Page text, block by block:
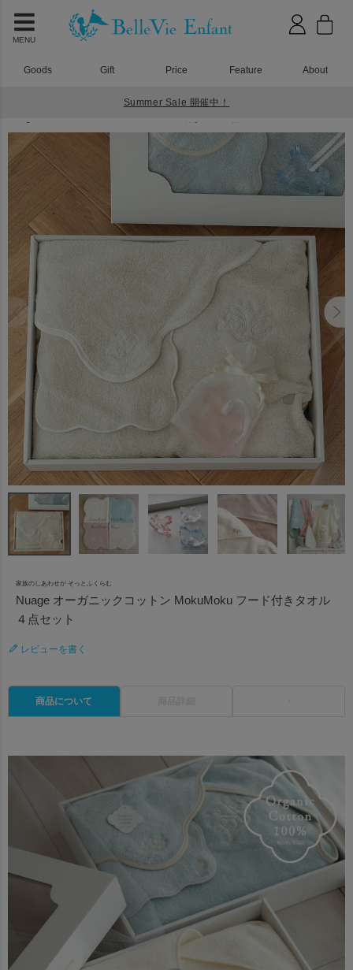
MENU
Goods Gift Price Feature About
Summer Sale 開催中！
家族のしあわせが そっとふくらむ
Nuage オーガニックコットン MokuMoku フード付きタオル
４点セット
レビューを書く
商品について